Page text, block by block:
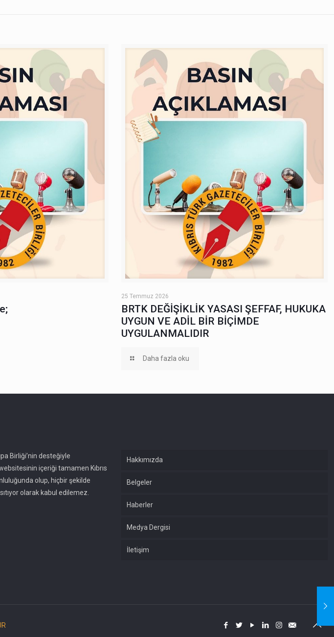
25 Temmuz 2026
BRTK DEĞİŞİKLİK YASASI ŞEFFAF, HUKUKA
UYGUN VE ADİL BİR BİÇİMDE
UYGULANMALIDIR
Daha fazla oku
Birliği’nin desteğiyle
içeriği tamamen Kıbrıs
olup, hiçbir şekilde
olarak kabul edilemez.
Hakkımızda
Belgeler
Haberler
Medya Dergisi
İletişim